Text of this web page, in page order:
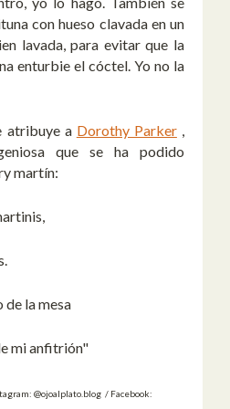
con hueso clavada en un
lavada, para evitar que la
enturbie el cóctel. Yo no la
atribuye a Dorothy Parker,
que se ha podido
martín:
la mesa
mi anfitrión"
@ojoalplato.blog / Facebook: